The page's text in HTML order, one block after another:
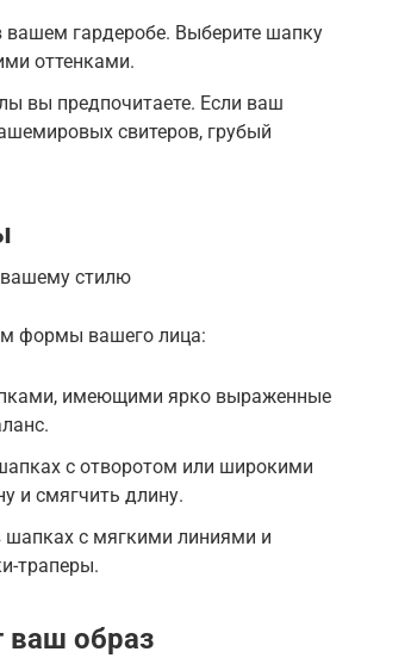
вашем гардеробе. Выберите шапку
оттенками.
вы предпочитаете. Если ваш
свитеров, грубый
формы вашего лица:
имеющими ярко выраженные
с отворотом или широкими
и смягчить длину.
шапках с мягкими линиями и
траперы.
образ